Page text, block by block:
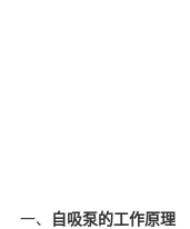
一、 自吸泵的工作原理